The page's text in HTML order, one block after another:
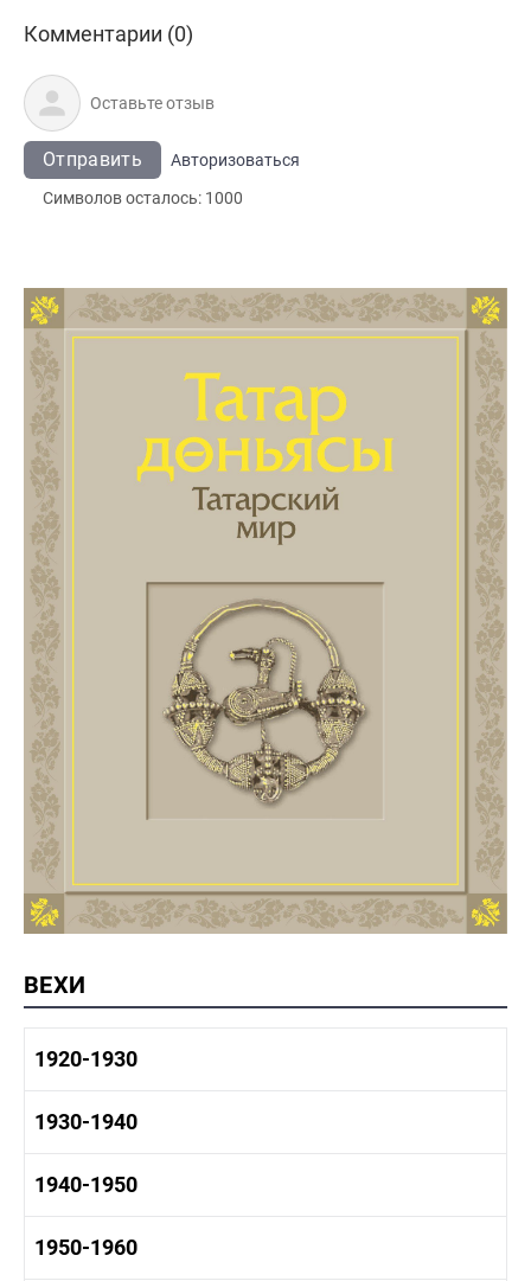
Комментарии (0)
Отправить
Авторизоваться
Символов осталось: 1000
ВЕХИ
1920-1930
1920-1930 история
1920-1930 культура
1930-1940
1930-1940 история
1930-1940 культура
1940-1950
1940-1950 быт
1950-1960